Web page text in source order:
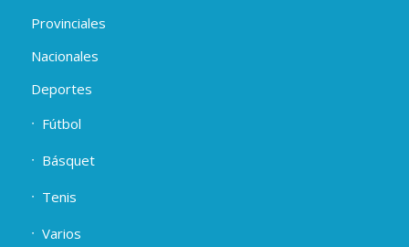
Provinciales
Nacionales
Deportes
Fútbol
Básquet
Tenis
Varios